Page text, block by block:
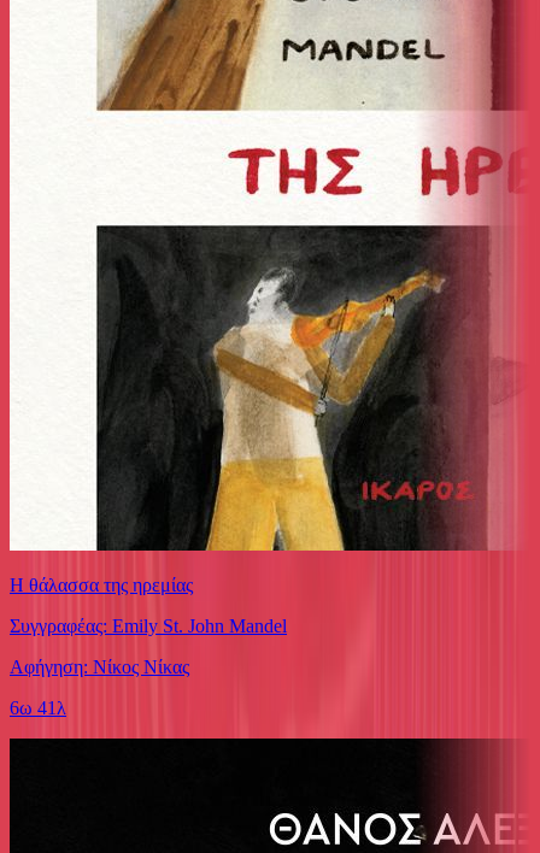
Η θάλασσα της ηρεμίας
Συγγραφέας: Emily St. John Mandel
Αφήγηση: Νίκος Νίκας
6ω 41λ